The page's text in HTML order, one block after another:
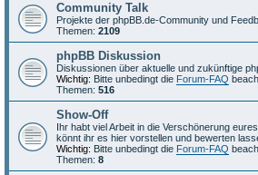
Community Talk
Projekte der phpBB.de-Community und
Themen: 2109
phpBB Diskussion
Diskussionen über aktuelle und zukünftige
Wichtig: Bitte unbedingt die Forum-FAQ
Themen: 516
Show-Off
Ihr habt viel Arbeit in die Verschönerung
könnt ihr es hier vorstellen und bewerten
Wichtig: Bitte unbedingt die Forum-FAQ
Themen: 8